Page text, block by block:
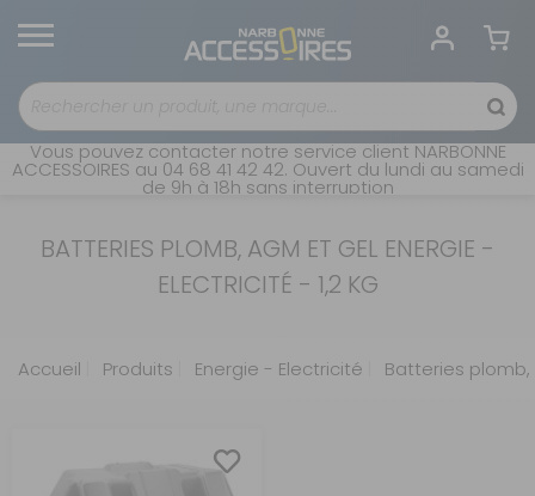
Vous pouvez contacter notre service client NARBONNE
ACCESSOIRES au 04 68 41 42 42. Ouvert du lundi au samedi
de 9h à 18h sans interruption
BATTERIES PLOMB, AGM ET GEL ENERGIE -
ELECTRICITÉ - 1,2 KG
Accueil Produits Energie - Electricité Batteries plomb,